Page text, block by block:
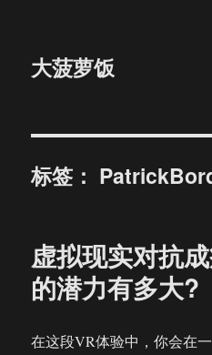
大菠萝饭
标签：
虚拟现实对抗
的潜力有多大?
在这段VR体验中，你会在